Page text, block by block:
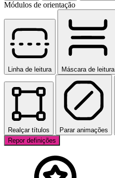
Módulos de orientação
Linha de leitura Máscara de leitura
Realçar títulos Parar animações
Repor definições